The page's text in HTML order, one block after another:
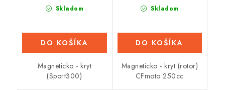
Skladom
DO KOŠÍKA
Magneticko - kryt
(Sport300)
Skladom
DO KOŠÍKA
Magneticko - kryt (rotor)
CFmoto 250cc